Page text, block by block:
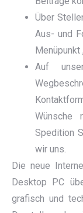
Über
Aus- und
Menüpunkt
Auf
Wünsche
Spedition
wir uns.
Die neue
Desktop PC
grafisch und